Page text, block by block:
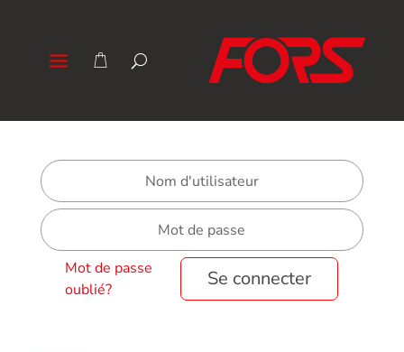
Mot de passe
oublié?
Se connecter